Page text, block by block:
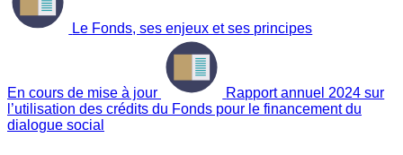
Le Fonds, ses enjeux et ses principes
En cours de mise à jour
Rapport annuel 2024 sur
l’utilisation des crédits du Fonds pour le financement du
dialogue social